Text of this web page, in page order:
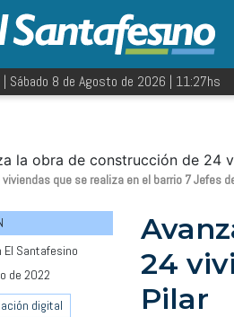
| Sábado 8 de Agosto de 2026 | 11:27hs
viviendas que se realiza en el barrio 7 Jefes
El Santafesino
de 2022
digital
24
Pilar